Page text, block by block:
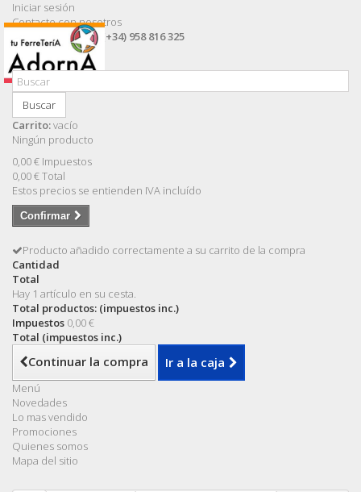
Iniciar sesión
Contacte con nosotros
Llámanos ahora: (+34) 958 816 325
Buscar
Carrito:vacío
Ningún producto
0,00 € Impuestos
0,00 €Total
Estos precios se entienden IVA incluído
Confirmar
Producto añadido correctamente a su carrito de la compra
Cantidad
Total
Hay 1 artículo en su cesta.
Total productos: (impuestos inc.)
Impuestos 0,00 €
Total (impuestos inc.)
Continuar la compra Ir a la caja
Menú
Novedades
Lo mas vendido
Promociones
Quienes somos
Mapa del sitio